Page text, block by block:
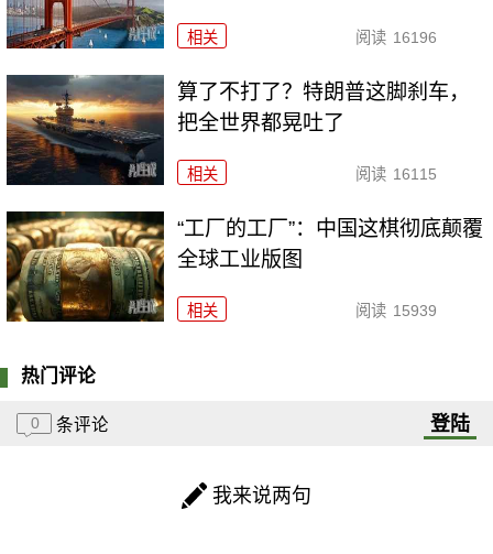
相关 阅读 16196
算了不打了？特朗普这脚刹车，
把全世界都晃吐了
相关 阅读 16115
“工厂的工厂”：中国这棋彻底颠覆
全球工业版图
相关 阅读 15939
热门评论
0 条评论 登陆
我来说两句